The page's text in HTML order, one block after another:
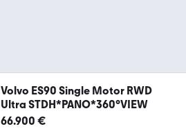
Volvo ES90 Single Motor RWD
Ultra STDH*PANO*360°VIEW
66.900 €